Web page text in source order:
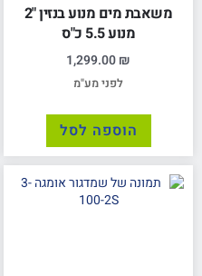
משאבת מים מנוע בנזין "2
מנוע 5.5 כ"ס
1,299.00₪
לפני מע"מ
הוספה לסל